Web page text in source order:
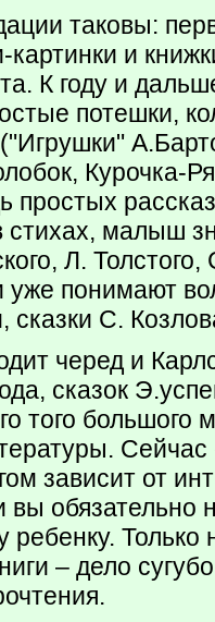
таковы:
и
К году и
потешки,
Курочка-
простых
стихах, малыш
Л.
уже понимают
сказки С.
черед и
сказок
того большого
Сейчас
зависит от
обязательно
ребенку. Только
– дело